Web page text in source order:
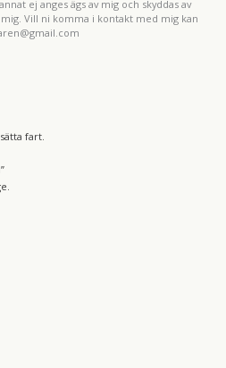
ej anges ägs av mig och skyddas av
Vill ni komma i kontakt med mig kan
fart.